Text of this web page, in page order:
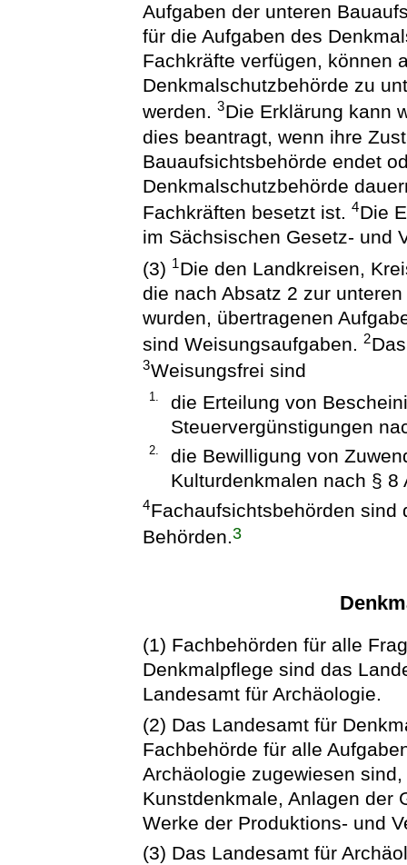
Aufgaben der unteren
für die Aufgaben des
Fachkräfte verfügen, können
Denkmalschutzbehörde zu
werden.3Die Erklärung kann
dies beantragt, wenn ihre
Bauaufsichtsbehörde endet
Denkmalschutzbehörde
Fachkräften besetzt ist.4Die
im Sächsischen Gesetz- und
(3) 1Die den Landkreisen,
die nach Absatz 2 zur
wurden, übertragenen
sind Weisungsaufgaben.2
3Weisungsfrei sind
1.
die Erteilung von
Steuervergünstigungen
2.
die Bewilligung von
Kulturdenkmalen nach § 8
4Fachaufsichtsbehörden sind
Behörden.3
(1) Fachbehörden für alle
Denkmalpflege sind das
Landesamt für Archäologie.
(2) Das Landesamt für
Fachbehörde für alle
Archäologie zugewiesen
Kunstdenkmale, Anlagen der
Werke der Produktions- und
(3) Das Landesamt für